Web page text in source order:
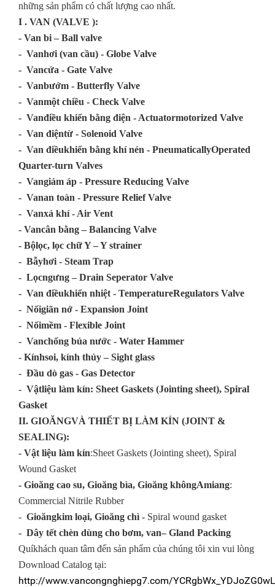
những sản phẩm có chất lượng cao nhất.
I . VAN (VALVE ):
- Van bi – Ball valve
- Vanhơi (van cầu) - Globe Valve
- Vancửa - Gate Valve
- Vanbướm - Butterfly Valve
- Vanmột chiều - Check Valve
- Vanđiều khiển bằng điện - Actuatormotorized Valve
- Van điệntừ - Solenoid Valve
- Van điềukhiển bằng khí nén - PneumaticallyOperated
Quarter-turn Valves
- Vangiảm áp - Pressure Reducing Valve
- Vanan toàn - Pressure Relief Valve
- Vanxả khí- Air Vent
- Vancân bằng – Balancing Valve
- Bộlọc, lọc chữ Y –Y strainer
- Bẫyhơi - Steam Trap
- Lọcngưng – Drain Seperator Valve
- Van điềukhiển nhiệt - TemperatureRegulators Valve
- Nốigiãn nở - Expansion Joint
- Nốimềm - Flexible Joint
- Vanchống búa nước - Water Hammer
- Kínhsoi, kính thủy – Sight glass
- Đầu dò gas - Gas Detector
- Vậtliệu làm kín: Sheet Gaskets (Jointing sheet), Spiral
Gasket
II. GIOĂNGVÀ THIẾT BỊ LÀM KÍN (JOINT &
SEALING):
- Vật liệu làm kín:Sheet Gaskets (Jointing sheet), Spiral
Wound Gasket
- Gioăng cao su, Gioăng bìa, Gioăng khôngAmiang:
Commercial Nitrile Rubber
- Gioăngkim loại, Gioăng chì - Spiral wound gasket
- Dây tết chèn dùng cho bơm, van– Gland Packing
Quíkhách quan tâm đến sản phẩm của chúng tôi xin vui lòng
Download Catalog tại:
http://www.vancongnghiepg7.com/